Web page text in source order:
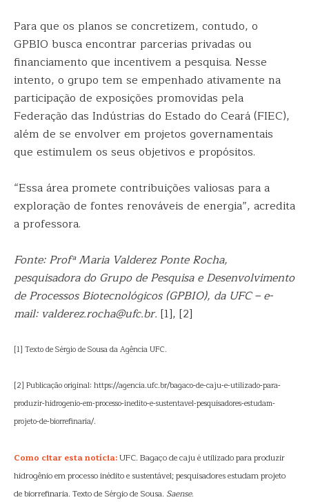
Para que os planos se concretizem, contudo, o
GPBIO busca encontrar parcerias privadas ou
financiamento que incentivem a pesquisa. Nesse
intento, o grupo tem se empenhado ativamente na
participação de exposições promovidas pela
Federação das Indústrias do Estado do Ceará (FIEC),
além de se envolver em projetos governamentais
que estimulem os seus objetivos e propósitos.
“Essa área promete contribuições valiosas para a
exploração de fontes renováveis de energia”, acredita
a professora.
Fonte: Profª Maria Valderez Ponte Rocha,
pesquisadora do Grupo de Pesquisa e Desenvolvimento
de Processos Biotecnológicos (GPBIO), da UFC – e-
mail: valderez.rocha@ufc.br. [1], [2]
[1] Texto de Sérgio de Sousa da Agência UFC.
[2] Publicação original: https://agencia.ufc.br/bagaco-de-caju-e-utilizado-para-
produzir-hidrogenio-em-processo-inedito-e-sustentavel-pesquisadores-estudam-
projeto-de-biorrefinaria/.
Como citar esta notícia:UFC. Bagaço de caju é utilizado para produzir
hidrogênio em processo inédito e sustentável; pesquisadores estudam projeto
de biorrefinaria. Texto de Sérgio de Sousa. Saense.